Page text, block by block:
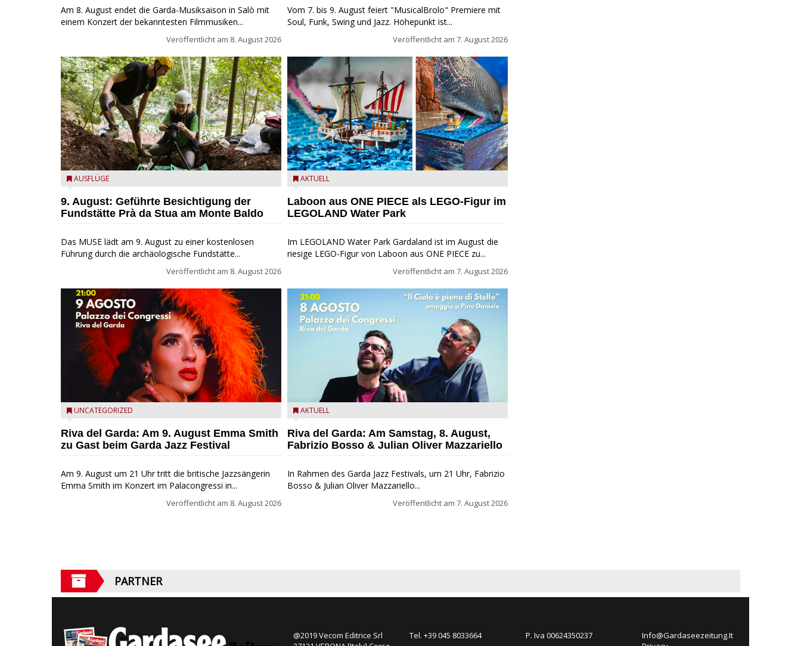
Am 8. August endet die Garda-Musiksaison in Salò mit
einem Konzert der bekanntesten Filmmusiken...
Veröffentlicht am 8. August 2026
die archäologische Fundstätte Riparo Prà da Stua am
AUSFLÜGE
9. August: Geführte Besichtigung der
Fundstätte Prà da Stua am Monte Baldo
Das MUSE lädt am 9. August zu einer kostenlosen
Führung durch die archäologische Fundstätte...
Veröffentlicht am 8. August 2026
Riva del Garda - Emma Smith zu Gast beim Garda Jazz
UNCATEGORIZED
Riva del Garda: Am 9. August Emma Smith
zu Gast beim Garda Jazz Festival
Am 9. August um 21 Uhr tritt die britische Jazzsängerin
Emma Smith im Konzert im Palacongressi in...
Veröffentlicht am 8. August 2026
Vom 7. bis 9. August feiert "MusicalBrolo" Premiere mit
Soul, Funk, Swing und Jazz. Höhepunkt ist...
Veröffentlicht am 7. August 2026
Laboon aus ONE PIECE als LEGO-Figur im LEGOLAND
AKTUELL
Laboon aus ONE PIECE als LEGO-Figur im
LEGOLAND Water Park
Im LEGOLAND Water Park Gardaland ist im August die
riesige LEGO-Figur von Laboon aus ONE PIECE zu...
Veröffentlicht am 7. August 2026
Fabrizio Bosso & Julian Oliver Mazzariello zu Gast beim
AKTUELL
Riva del Garda: Am Samstag, 8. August,
Fabrizio Bosso & Julian Oliver Mazzariello
In Rahmen des Garda Jazz Festivals, um 21 Uhr, Fabrizio
Bosso & Julian Oliver Mazzariello...
Veröffentlicht am 7. August 2026
PARTNER
@2019 Vecom Editrice Srl
Tel. +39 045 8033664 P. Iva 00624350237
Info@Gardaseezeitung.It